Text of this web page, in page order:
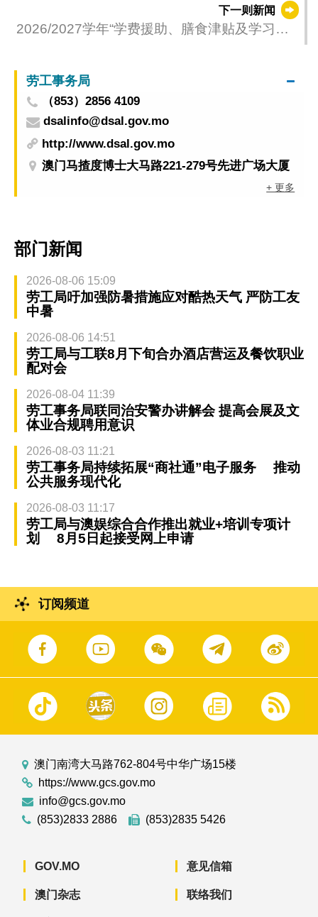
下一则新闻
2026/2027学年“学费援助、膳食津贴及学习用
劳工事务局
（853）2856 4109
dsalinfo@dsal.gov.mo
http://www.dsal.gov.mo
澳门马揸度博士大马路221-279号先进广场大厦
+ 更多
部门新闻
2026-08-06 15:09
劳工局吁加强防暑措施应对酷热天气 严防工友
中暑
2026-08-06 14:51
劳工局与工联8月下旬合办酒店营运及餐饮职业
配对会
2026-08-04 11:39
劳工事务局联同治安警办讲解会 提高会展及文
体业合规聘用意识
2026-08-03 11:21
劳工事务局持续拓展“商社通”电子服务 推动
公共服务现代化
2026-08-03 11:17
劳工局与澳娱综合合作推出就业+培训专项计
划 8月5日起接受网上申请
订阅频道
澳门南湾大马路762-804号中华广场15楼
https://www.gcs.gov.mo
info@gcs.gov.mo
(853)2833 2886
(853)2835 5426
GOV.MO
澳门杂志
意见信箱
联络我们